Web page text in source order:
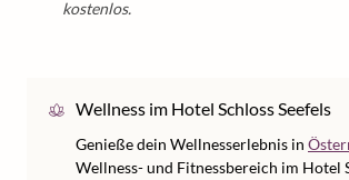
kostenlos.
Wellness im Hotel Schloss Seefels
Genieße dein Wellnesserlebnis in
Wellness- und Fitnessbereich im Hotel